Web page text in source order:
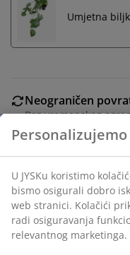
Umjetna
Neograničen
Bez vremenskog
prodavnicu
Fleksibilne opcije
Brza i jednostavna
U JYSKu koristimo
bismo osigurali dobro
web stranici. Kolačići
radi osiguravanja
relevantnog marketinga.